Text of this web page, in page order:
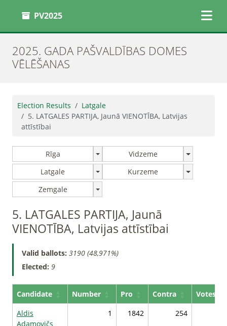
PV2025
2025. GADA PAŠVALDĪBAS DOMES
VĒLĒŠANAS
Election Results
Latgale
5. LATGALES PARTIJA, Jaunā VIENOTĪBA, Latvijas
attīstībai
Rīga
Vidzeme
Latgale
Kurzeme
Zemgale
5. LATGALES PARTIJA, Jaunā
VIENOTĪBA, Latvijas attīstībai
Valid ballots: 3190 (48,971%)
Elected: 9
Candidate Number Pro Contra
Votes*
Aldis
Adamovičs
1 1842 254